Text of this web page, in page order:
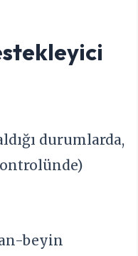
durumlarda,
beyin